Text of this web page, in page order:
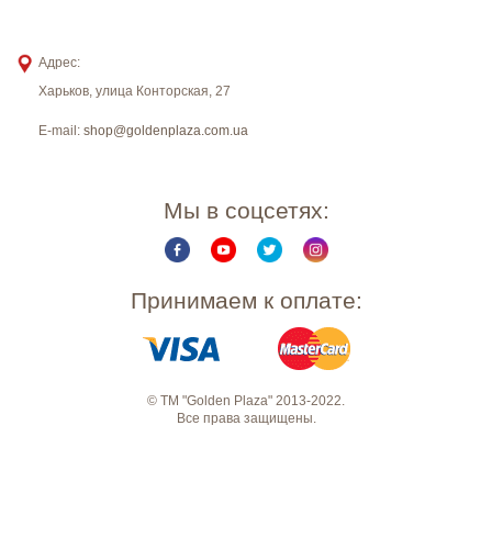
Адрес:
Харьков, улица Конторская, 27
E-mail: shop@goldenplaza.com.ua
Мы в соцсетях:
Принимаем к оплате:
© ТМ "Golden Plaza" 2013-2022.
Все права защищены.